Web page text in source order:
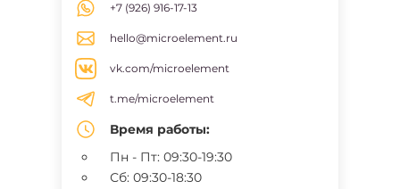
+7 (926) 916-17-13
hello@microelement.ru
vk.com/microelement
t.me/microelement
Время работы:
Пн - Пт: 09:30-19:30
Сб: 09:30-18:30